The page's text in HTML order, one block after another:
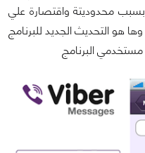
محدوديتة واقتصارة علي
هو التحديث الجديد للبرنامج
مستخدمي البرنامج